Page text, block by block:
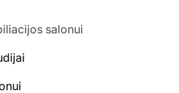
salonui